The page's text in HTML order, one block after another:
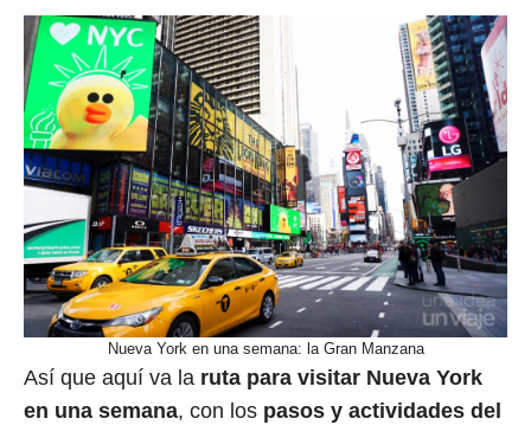
Nueva York en una semana: la Gran Manzana
Así que aquí va la ruta para visitar Nueva York
en una semana, con los pasos y actividades del